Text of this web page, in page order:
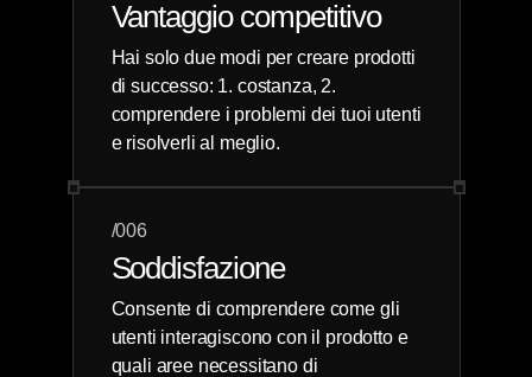
Vantaggio competitivo
Hai solo due modi per creare prodotti
di successo: 1. costanza, 2.
comprendere i problemi dei tuoi utenti
e risolverli al meglio.
/006
Soddisfazione
Consente di comprendere come gli
utenti interagiscono con il prodotto e
quali aree necessitano di